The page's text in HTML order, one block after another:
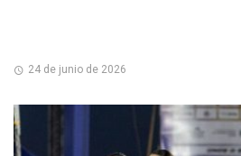
24 de junio de 2026